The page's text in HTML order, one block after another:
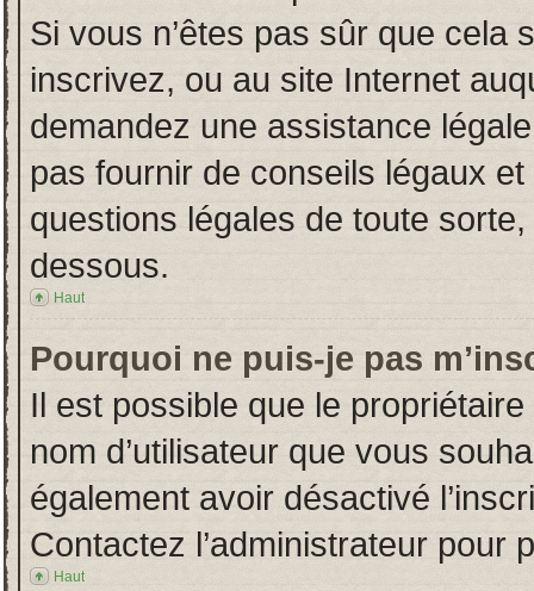
Si vous n’êtes pas sûr que cela
inscrivez, ou au site Internet
demandez une assistance
pas fournir de conseils légaux
questions légales de toute
dessous.
Haut
Pourquoi ne puis-je pas
Il est possible que le
nom d’utilisateur que vous
également avoir désactivé
Contactez l’administrateur pour
Haut